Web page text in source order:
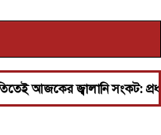
সংকট: প্রধানমন্ত্রী